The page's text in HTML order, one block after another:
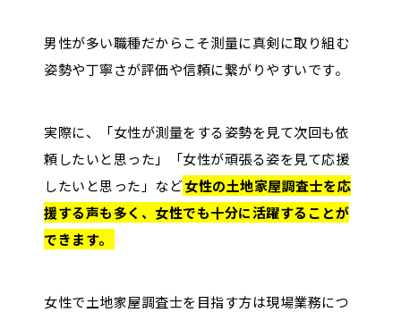
男性が多い職種だからこそ測量に真剣に取り組む
姿勢や丁寧さが評価や信頼に繋がりやすいです。
実際に、「女性が測量をする姿勢を見て次回も依
頼したいと思った」「女性が頑張る姿を見て応援
したいと思った」など女性の土地家屋調査士を応
援する声も多く、女性でも十分に活躍することが
できます。
女性で土地家屋調査士を目指す方は現場業務につ